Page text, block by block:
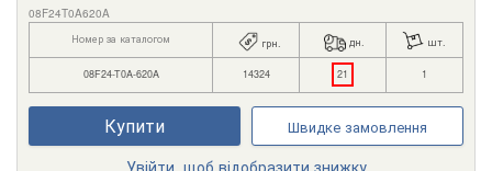
08F24T0A620A
Номер за каталогом грн. дн. шт.
08F24-T0A-620A 14324 21 1
Купити Швидке замовлення